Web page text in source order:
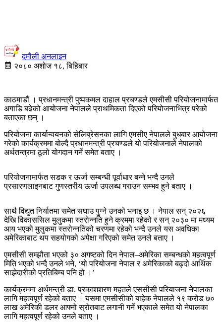
दमौली अनलाइन
२०८० अशोज १८, बिहिबार
काठमाडौं । प्रधानमन्त्री पुष्पकमल दाहाल प्रचण्डले एमसीसी परियोजनामार्फत
अगाडि बढेको आयोजना नेपालले प्राथमिकता दिएको परियोजनाभित्र परेको
बताएका छन् ।
परियोजना कार्यान्वयनको सेलिब्रेसनका लागि एमसीए नेपालले बुधबार आयोजना
गरेको कार्यक्रममा बोल्दै प्रधानमन्त्री प्रचण्डले यो परियोजनाले नेपालको
अर्थतन्त्रमा ठूलो योगदान गर्ने समेत बताए ।
परियोजनामार्फत सडक र ऊर्जा सम्बन्धी पूर्वाधार बन्ने भन्दै उनले
प्रसारणलाइनबाट गुणस्तरीय ऊर्जा उपलब्ध गराउन सम्भव हुने बताए ।
साथै विद्युत निर्यातमा समेत सघाउ पुग्ने उनको भनाइ छ । नेपाल सन् २०२६
देखि विकाससिल मुलुकमा स्तरोन्नति हुने क्रममा रहेको र सन् २०३० मा मध्यम
आय भएको मुलुकमा स्तरोन्नतिको चरणमा रहेको भन्दै उनले यस अवधिका
अमेरिकाबाट थप सहयोगको अपेक्षा गरिएको समेत उनले बताए ।
एमसीसी सम्झौता भएको ३० अगष्टको दिन नेपाल–अमेरिका सम्बन्धको महत्वपूर्ण
मिति भएको भन्दै उनले भने, ‘यो परियोजना नेपाल र अमेरिकाको बढ्दो आर्थिक
साझेदारीको प्रतिबिम्ब पनि हो ।’
कार्यक्रममा अर्थमन्त्री डा‍. प्रकाशशरण महतले एससीसी परियाजना नेपालका
लागि महत्वपूर्ण रहेको बताए । यसमा एमसीसीको बाहेक नेपालले १९ करोड ७०
लाख अमेरिकी डलर आफ्नो स्रोतबाट लगानी गर्ने भएकाले समेत यो नेपालका
लागि महत्वपूर्ण रहेको उनले बताए ।